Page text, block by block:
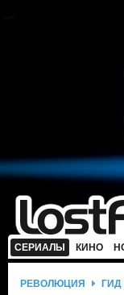
СЕРИАЛЫ КИНО
РЕВОЛЮЦИЯ